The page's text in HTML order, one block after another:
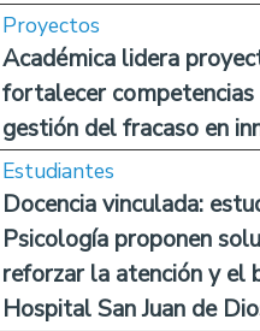
Proyectos
Académica lidera
fortalecer
gestión del fracaso en
Estudiantes
Docencia vinculada:
Psicología proponen
reforzar la atención y el
Hospital San Juan de